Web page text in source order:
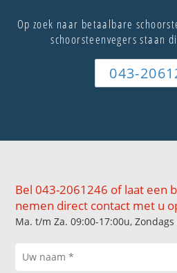
Op zoek naar betaalbare
schoorsteenvegers staan
043-
Bel 043-2061246 of laat een
nemen direct contact met u
Ma. t/m Za. 09:00-17:00u,